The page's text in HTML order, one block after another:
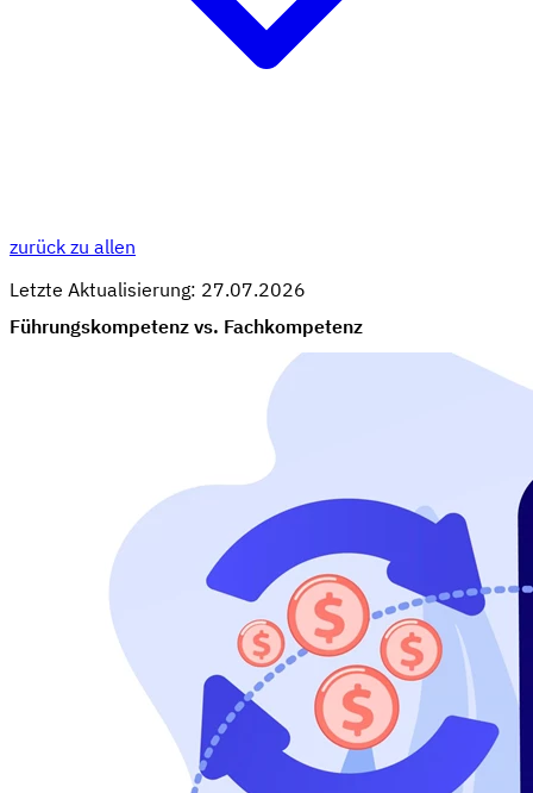
zurück zu allen
Letzte Aktualisierung: 27.07.2026
Führungskompetenz vs. Fachkompetenz